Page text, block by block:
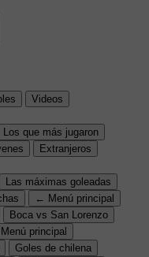
Videos
Los que más jugaron
Extranjeros
Las máximas goleadas
← Menú principal
Boca vs San Lorenzo
principal
Goles de chilena